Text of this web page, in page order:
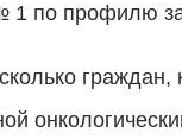
по профилю